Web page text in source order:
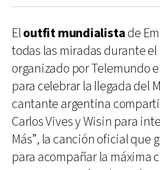
Eloutfit mundialistade
todas las miradas durante
organizado por Telemundo
para celebrar la llegada del
cantante argentina
Carlos Vives y Wisin para
Más”, la canción oficial que
para acompañar la máxima